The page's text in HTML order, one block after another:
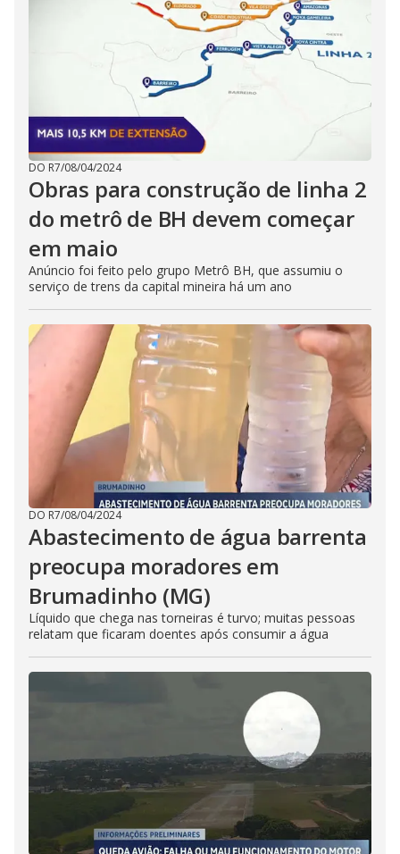
DO R7/08/04/2024
Obras para construção de linha 2
do metrô de BH devem começar
em maio
Anúncio foi feito pelo grupo Metrô BH, que assumiu o
serviço de trens da capital mineira há um ano
DO R7/08/04/2024
Abastecimento de água barrenta
preocupa moradores em
Brumadinho (MG)
Líquido que chega nas torneiras é turvo; muitas pessoas
relatam que ficaram doentes após consumir a água